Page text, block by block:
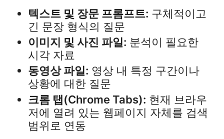
텍스트 및 장문 프롬프트: 구체적이고
긴 문장 형식의 질문
이미지 및 사진 파일: 분석이 필요한
시각 자료
동영상 파일: 영상 내 특정 구간이나
상황에 대한 질문
크롬 탭(Chrome Tabs): 현재 브라우
저에 열려 있는 웹페이지 자체를 검색
범위로 연동